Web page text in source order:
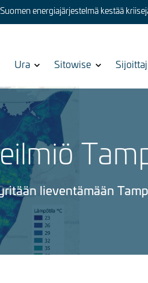
energiajärjestelmä kestää
Show
for
Ura
Show
for
Sitowise
Show
for
lieventämään